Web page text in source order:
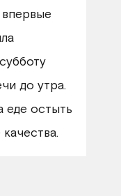
впервые
до утра.
еде остыть